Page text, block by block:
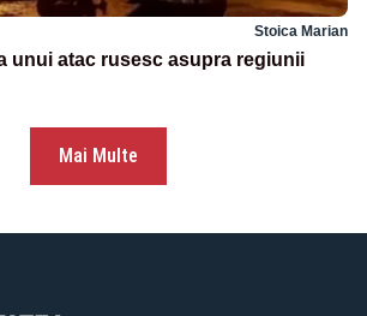
Stoica Marian
unui atac rusesc asupra regiunii
Mai Multe